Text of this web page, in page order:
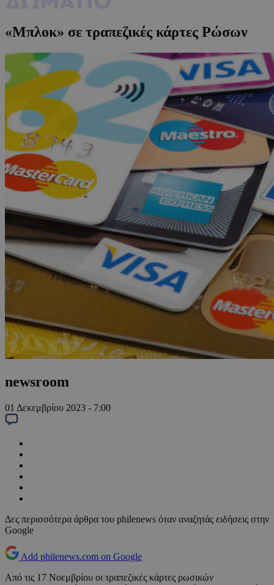
«Μπλοκ» σε τραπεζικές κάρτες Ρώσων
newsroom
01 Δεκεμβρίου 2023 - 7:00
Δες περισσότερα άρθρα του philenews όταν αναζητάς ειδήσεις στην
Google
Add philenews.com on Google
Από τις 17 Νοεμβρίου οι τραπεζικές κάρτες ρωσικών